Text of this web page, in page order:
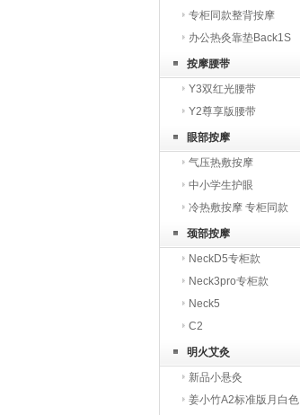
专柜同款整背按摩
办公热灸靠垫Back1S
按摩腰带
Y3双红光腰带
Y2尊享版腰带
眼部按摩
气压热敷按摩
中小学生护眼
冷热敷按摩 专柜同款
颈部按摩
NeckD5专柜款
Neck3pro专柜款
Neck5
C2
明火艾灸
新品小悬灸
姜小竹A2标准版月白色